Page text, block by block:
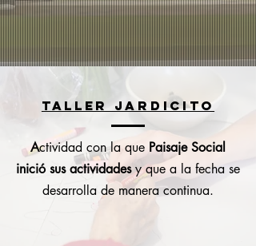
TALLER JARDICITO
Actividad con la que Paisaje Social
inició sus actividadesy que a la fecha se
desarrolla de manera continua.